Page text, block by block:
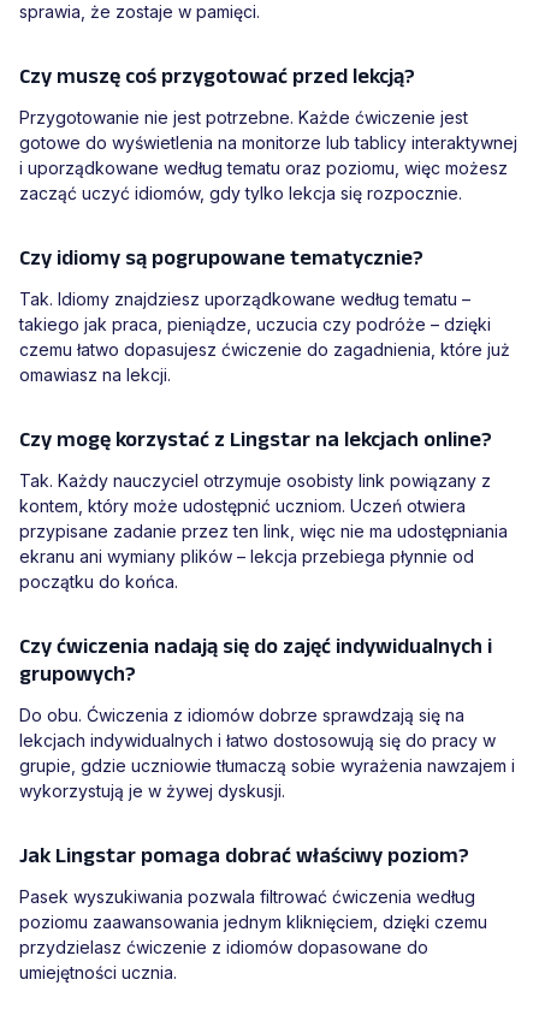
sprawia, że zostaje w pamięci.
Czy muszę coś przygotować przed lekcją?
Przygotowanie nie jest potrzebne. Każde ćwiczenie jest
gotowe do wyświetlenia na monitorze lub tablicy interaktywnej
i uporządkowane według tematu oraz poziomu, więc możesz
zacząć uczyć idiomów, gdy tylko lekcja się rozpocznie.
Czy idiomy są pogrupowane tematycznie?
Tak. Idiomy znajdziesz uporządkowane według tematu –
takiego jak praca, pieniądze, uczucia czy podróże – dzięki
czemu łatwo dopasujesz ćwiczenie do zagadnienia, które już
omawiasz na lekcji.
Czy mogę korzystać z Lingstar na lekcjach online?
Tak. Każdy nauczyciel otrzymuje osobisty link powiązany z
kontem, który może udostępnić uczniom. Uczeń otwiera
przypisane zadanie przez ten link, więc nie ma udostępniania
ekranu ani wymiany plików – lekcja przebiega płynnie od
początku do końca.
Czy ćwiczenia nadają się do zajęć indywidualnych i
grupowych?
Do obu. Ćwiczenia z idiomów dobrze sprawdzają się na
lekcjach indywidualnych i łatwo dostosowują się do pracy w
grupie, gdzie uczniowie tłumaczą sobie wyrażenia nawzajem i
wykorzystują je w żywej dyskusji.
Jak Lingstar pomaga dobrać właściwy poziom?
Pasek wyszukiwania pozwala filtrować ćwiczenia według
poziomu zaawansowania jednym kliknięciem, dzięki czemu
przydzielasz ćwiczenie z idiomów dopasowane do
umiejętności ucznia.